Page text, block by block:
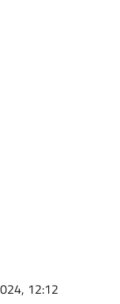
12:12